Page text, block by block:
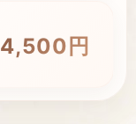
4,500円